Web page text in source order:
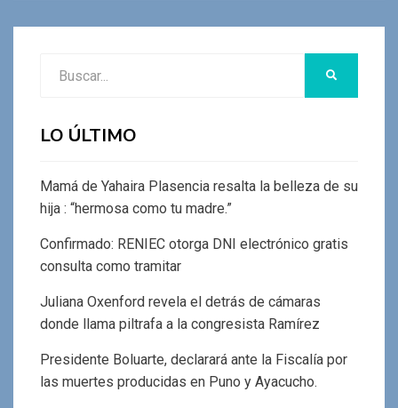
LO ÚLTIMO
Mamá de Yahaira Plasencia resalta la belleza de su
hija : “hermosa como tu madre.”
Confirmado: RENIEC otorga DNI electrónico gratis
consulta como tramitar
Juliana Oxenford revela el detrás de cámaras
donde llama piltrafa a la congresista Ramírez
Presidente Boluarte, declarará ante la Fiscalía por
las muertes producidas en Puno y Ayacucho.